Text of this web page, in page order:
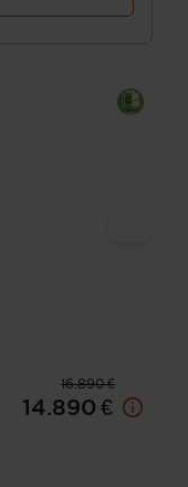
16.890 €
14.890 €